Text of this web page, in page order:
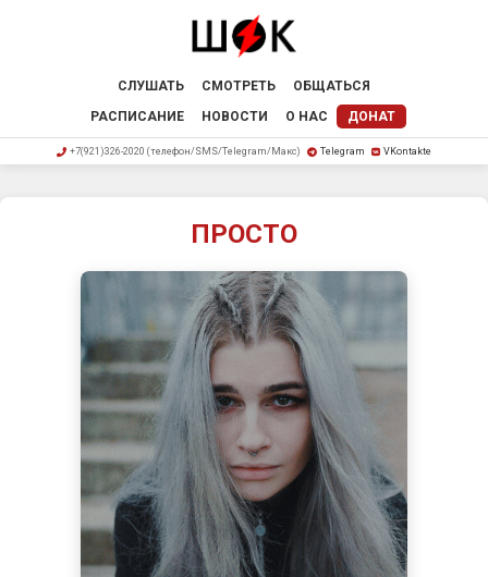
СЛУШАТЬ СМОТРЕТЬ
ОБЩАТЬСЯ
РАСПИСАНИЕ
НОВОСТИ О НАС ДОНАТ
+7(921)326-2020 (телефон/SMS/Telegram/Макс) Telegram VKontakte
ПРОСТО